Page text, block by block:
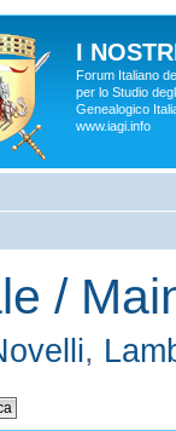
I
Forum Italiano
per lo Studio
Genealogico
www.iagi.info
/
,